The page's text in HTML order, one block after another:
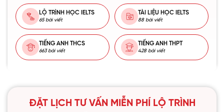
LỘ TRÌNH HỌC IELTS
65 bài viết
TÀI LIỆU HỌC IELTS
88 bài viết
TIẾNG ANH THCS
663 bài viết
TIẾNG ANH THPT
428 bài viết
ĐẶT LỊCH TƯ VẤN MIỄN PHÍ LỘ TRÌNH